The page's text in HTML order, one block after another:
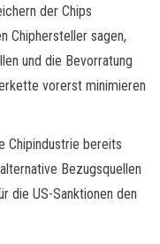
der Chips
Chiphersteller sagen,
und die Bevorratung
vorerst minimieren
Chipindustrie bereits
Bezugsquellen
die US-Sanktionen den